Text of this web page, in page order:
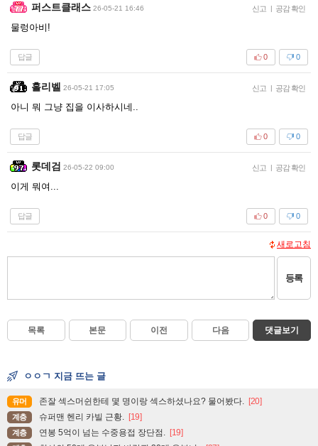
퍼스트클래스 26-05-21 16:46 신고 | 공감 확인
물렁아비!
답글 0
0
홀리벨 26-05-21 17:05 신고 | 공감 확인
아니 뭐 그냥 집을 이사하시네..
답글 0
0
롯데검 26-05-22 09:00 신고 | 공감 확인
이게 뭐여...
답글 0
0
새로고침
등록
목록 본문 이전 다음 댓글보기
ㅇㅇㄱ 지금 뜨는 글
유머 존잘 섹스머쉰한테 몇 명이랑 섹스하셨나요? 물어봤다. [20]
계층 슈퍼맨 헨리 카빌 근황. [19]
계층 연봉 5억이 넘는 수중용접 장단점. [19]